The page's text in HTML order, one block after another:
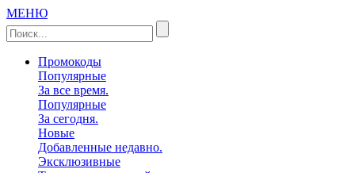
МЕНЮ
Промокоды
Популярные
За все время.
Популярные
За сегодня.
Новые
Добавленные недавно.
Эксклюзивные